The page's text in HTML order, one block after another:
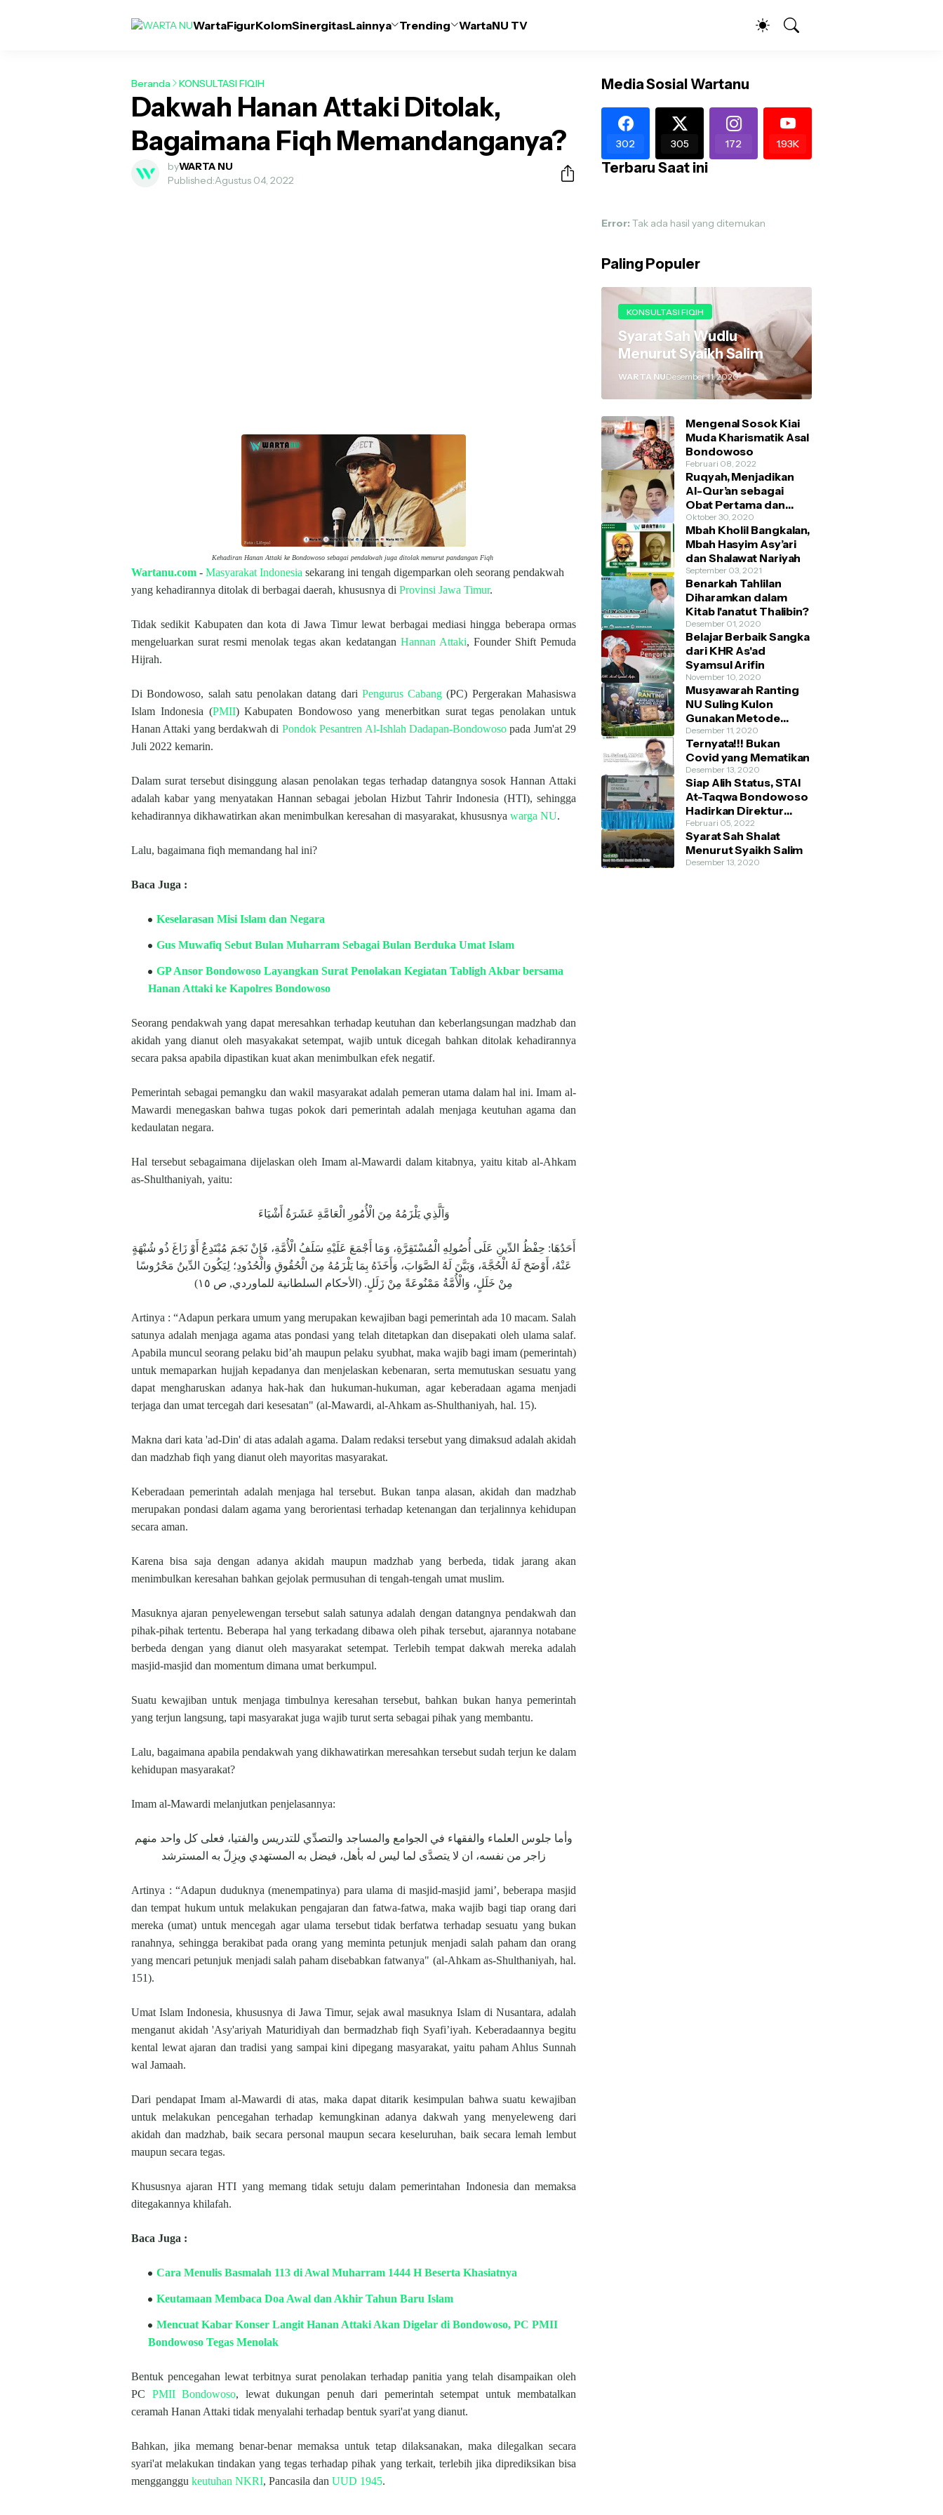
WartaFigurKolomSinergitasLainnya Trending WartaNU TV
Beranda KONSULTASI FIQIH
Dakwah Hanan Attaki Ditolak,
Bagaimana Fiqh Memandanganya?
byWARTA NU
Published:Agustus 04, 2022
Kehadiran Hanan Attaki ke Bondowoso sebagai pendakwah juga ditolak menurut pandangan Fiqh
Wartanu.com - Masyarakat Indonesia sekarang ini tengah digemparkan oleh seorang pendakwah
yang kehadirannya ditolak di berbagai daerah, khususnya di Provinsi Jawa Timur.
Tidak sedikit Kabupaten dan kota di Jawa Timur lewat berbagai mediasi hingga beberapa ormas
mengeluarkan surat resmi menolak tegas akan kedatangan Hannan Attaki, Founder Shift Pemuda
Hijrah.
Di Bondowoso, salah satu penolakan datang dari Pengurus Cabang (PC) Pergerakan Mahasiswa
Islam Indonesia (PMII) Kabupaten Bondowoso yang menerbitkan surat tegas penolakan untuk
Hanan Attaki yang berdakwah di Pondok Pesantren Al-Ishlah Dadapan-Bondowosopada Jum'at 29
Juli 2022 kemarin.
Dalam surat tersebut disinggung alasan penolakan tegas terhadap datangnya sosok Hannan Attaki
adalah kabar yang menyatakan Hannan sebagai jebolan Hizbut Tahrir Indonesia (HTI), sehingga
kehadirannya dikhawatirkan akan menimbulkan keresahan di masyarakat, khususnya warga NU.
Lalu, bagaimana fiqh memandang hal ini?
Baca Juga :
Keselarasan Misi Islam dan Negara
Gus Muwafiq Sebut Bulan Muharram Sebagai Bulan Berduka Umat Islam
GP Ansor Bondowoso Layangkan Surat Penolakan Kegiatan Tabligh Akbar bersama
Hanan Attaki ke Kapolres Bondowoso
Seorang pendakwah yang dapat meresahkan terhadap keutuhan dan keberlangsungan madzhab dan
akidah yang dianut oleh masyakakat setempat, wajib untuk dicegah bahkan ditolak kehadirannya
secara paksa apabila dipastikan kuat akan menimbulkan efek negatif.
Pemerintah sebagai pemangku dan wakil masyarakat adalah pemeran utama dalam hal ini. Imam al-
Mawardi menegaskan bahwa tugas pokok dari pemerintah adalah menjaga keutuhan agama dan
kedaulatan negara.
Hal tersebut sebagaimana dijelaskan oleh Imam al-Mawardi dalam kitabnya, yaitu kitab al-Ahkam
as-Shulthaniyah, yaitu:
وَاَلَّذِي يَلْزَمُهُ مِنَ الْأُمُورِ الْعَامَّةِ عَشَرَةُ أَشْيَاءَ
أَحَدُهَا: ‌حِفْظُ ‌الدِّينِ عَلَى أُصُولِهِ الْمُسْتَقِرَّةِ، وَمَا أَجْمَعَ عَلَيْهِ سَلَفُ الْأُمَّةِ، فَإِنْ نَجَمَ مُبْتَدِعٌ أَوْ زَاغَ ذُو شُبْهَةٍ
عَنْهُ، أَوْضَحَ لَهُ الْحُجَّةَ، وَبَيَّنَ لَهُ الصَّوَابَ، وَأَخَذَهُ بِمَا يَلْزَمُهُ مِنَ الْحُقُوقِ وَالْحُدُودِ؛ لِيَكُونَ الدِّينُ مَحْرُوسًا
مِنْ خَلَلٍ، وَالْأُمَّةُ مَمْنُوعَةً مِنْ زَلَلٍ. (الأحكام السلطانية للماوردي, ص ١٥)
Artinya : “Adapun perkara umum yang merupakan kewajiban bagi pemerintah ada 10 macam. Salah
satunya adalah menjaga agama atas pondasi yang telah ditetapkan dan disepakati oleh ulama salaf.
Apabila muncul seorang pelaku bid’ah maupun pelaku syubhat, maka wajib bagi imam (pemerintah)
untuk memaparkan hujjah kepadanya dan menjelaskan kebenaran, serta memutuskan sesuatu yang
dapat mengharuskan adanya hak-hak dan hukuman-hukuman, agar keberadaan agama menjadi
terjaga dan umat tercegah dari kesesatan" (al-Mawardi, al-Ahkam as-Shulthaniyah, hal. 15).
Makna dari kata 'ad-Din' di atas adalah agama. Dalam redaksi tersebut yang dimaksud adalah akidah
dan madzhab fiqh yang dianut oleh mayoritas masyarakat.
Keberadaan pemerintah adalah menjaga hal tersebut. Bukan tanpa alasan, akidah dan madzhab
merupakan pondasi dalam agama yang berorientasi terhadap ketenangan dan terjalinnya kehidupan
secara aman.
Karena bisa saja dengan adanya akidah maupun madzhab yang berbeda, tidak jarang akan
menimbulkan keresahan bahkan gejolak permusuhan di tengah-tengah umat muslim.
Masuknya ajaran penyelewengan tersebut salah satunya adalah dengan datangnya pendakwah dan
pihak-pihak tertentu. Beberapa hal yang terkadang dibawa oleh pihak tersebut, ajarannya notabane
berbeda dengan yang dianut oleh masyarakat setempat. Terlebih tempat dakwah mereka adalah
masjid-masjid dan momentum dimana umat berkumpul.
Suatu kewajiban untuk menjaga timbulnya keresahan tersebut, bahkan bukan hanya pemerintah
yang terjun langsung, tapi masyarakat juga wajib turut serta sebagai pihak yang membantu.
Lalu, bagaimana apabila pendakwah yang dikhawatirkan meresahkan tersebut sudah terjun ke dalam
kehidupan masyarakat?
Imam al-Mawardi melanjutkan penjelasannya:
وأما ‌جلوس ‌العلماء والفقهاء في الجوامع والمساجد والتصدِّي للتدريس والفتيا، فعلى كل واحد منهم
زاجر من نفسه، ان لا يتصدَّى لما ليس له بأهل، فيضل به المستهدي ويزِلّ به المسترشد
Artinya : “Adapun duduknya (menempatinya) para ulama di masjid-masjid jami’, beberapa masjid
dan tempat hukum untuk melakukan pengajaran dan fatwa-fatwa, maka wajib bagi tiap orang dari
mereka (umat) untuk mencegah agar ulama tersebut tidak berfatwa terhadap sesuatu yang bukan
ranahnya, sehingga berakibat pada orang yang meminta petunjuk menjadi salah paham dan orang
yang mencari petunjuk menjadi salah paham disebabkan fatwanya" (al-Ahkam as-Shulthaniyah, hal.
151).
Umat Islam Indonesia, khususnya di Jawa Timur, sejak awal masuknya Islam di Nusantara, adalah
menganut akidah 'Asy'ariyah Maturidiyah dan bermadzhab fiqh Syafi’iyah. Keberadaannya begitu
kental lewat ajaran dan tradisi yang sampai kini dipegang masyarakat, yaitu paham Ahlus Sunnah
wal Jamaah.
Dari pendapat Imam al-Mawardi di atas, maka dapat ditarik kesimpulan bahwa suatu kewajiban
untuk melakukan pencegahan terhadap kemungkinan adanya dakwah yang menyeleweng dari
akidah dan madzhab, baik secara personal maupun secara keseluruhan, baik secara lemah lembut
maupun secara tegas.
Khususnya ajaran HTI yang memang tidak setuju dalam pemerintahan Indonesia dan memaksa
ditegakannya khilafah.
Baca Juga :
Cara Menulis Basmalah 113 di Awal Muharram 1444 H Beserta Khasiatnya
Keutamaan Membaca Doa Awal dan Akhir Tahun Baru Islam
Mencuat Kabar Konser Langit Hanan Attaki Akan Digelar di Bondowoso, PC PMII
Bondowoso Tegas Menolak
Bentuk pencegahan lewat terbitnya surat penolakan terhadap panitia yang telah disampaikan oleh
PC PMII Bondowoso, lewat dukungan penuh dari pemerintah setempat untuk membatalkan
ceramah Hanan Attaki tidak menyalahi terhadap bentuk syari'at yang dianut.
Bahkan, jika memang benar-benar memaksa untuk tetap dilaksanakan, maka dilegalkan secara
syari'at melakukan tindakan yang tegas terhadap pihak yang terkait, terlebih jika diprediksikan bisa
mengganggu keutuhan NKRI, Pancasila dan UUD 1945.
Media Sosial Wartanu
302 305 172 1.93K
Terbaru Saat ini
Error: Tak ada hasil yang ditemukan
Paling Populer
KONSULTASI FIQIH
Syarat Sah Wudlu
Menurut Syaikh Salim
WARTA NUDesember 11, 2020
Mengenal Sosok Kiai
Muda Kharismatik Asal
Bondowoso
Februari 08, 2022
Ruqyah, Menjadikan
Al-Qur’an sebagai
Obat Pertama dan
Utama
Oktober 30, 2020
Mbah Kholil Bangkalan,
Mbah Hasyim Asy’ari
dan Shalawat Nariyah
September 03, 2021
Benarkah Tahlilan
Diharamkan dalam
Kitab I'anatut Thalibin?
Desember 01, 2020
Belajar Berbaik Sangka
dari KHR As'ad
Syamsul Arifin
November 10, 2020
Musyawarah Ranting
NU Suling Kulon
Gunakan Metode
AHWA dan Demokratis
Desember 11, 2020
Ternyata!!! Bukan
Covid yang Mematikan
Desember 13, 2020
Siap Alih Status, STAI
At-Taqwa Bondowoso
Hadirkan Direktur
Pendidikan Tinggi
Kemenag RI
Februari 05, 2022
Syarat Sah Shalat
Menurut Syaikh Salim
Desember 13, 2020